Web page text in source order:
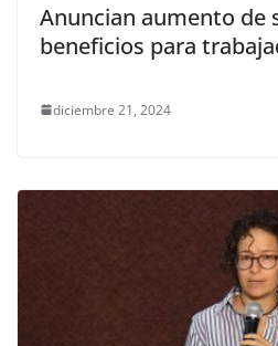
Anuncian aumento de
beneficios para
diciembre 21, 2024